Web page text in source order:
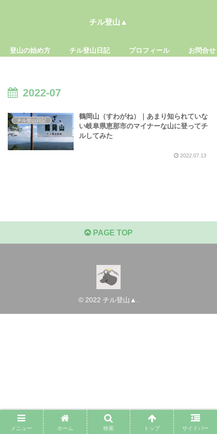
チル登山▲
登山の始め方 チル登山日記 プロフィール お問合せ
2022-07
チル登山日記
鶴岡山（すわがね）｜あまり知られていな
い岐阜県恵那市のマイナーな山に登ってチ
ルしてみた
2022.07.13
PAGE TOP
© 2022 チル登山▲.
メニュー ホーム 検索 トップ サイドバー